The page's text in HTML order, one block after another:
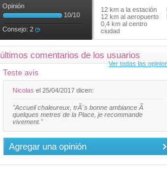
Opinión
10/10
Consejo: 2
12 km a la estación
12 km al aeropuerto
0,4 km al centro
ciudad
últimos comentarios de los usuarios
Ver todas las
Teste avis
Nicolas el 25/04/2017 dicen:
"Accueil chaleureux, trÃ¨s bonne ambiance Ã
quelques metres de la Place, je recommande
vivement."
Agregar una opinión